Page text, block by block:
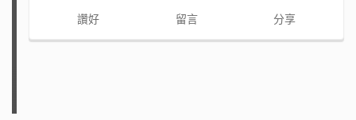
讚好 留言 分享